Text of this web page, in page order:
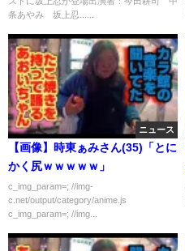
条あやみ 坂上忍......
ニュース
【画像】時東ぁみさん(35)「とに
かく尻ｗｗｗｗｗ」
c_img_param=; //img-
c.net/output/category/anime.js
c_img_param=; //img...